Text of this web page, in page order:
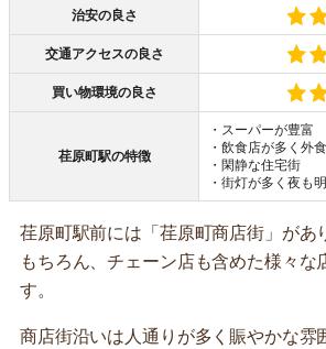
治安の良さ
交通アクセスの良さ
買い物環境の良さ
荏原町駅の特徴
・スーパーが豊富
・飲食店が多く外
・閑静な住宅街
・街灯が多く夜も
荏原町駅前には「荏原町商店街」があ
もちろん、チェーン店も含めた様々な
す。
商店街沿いは人通りが多く賑やかな雰